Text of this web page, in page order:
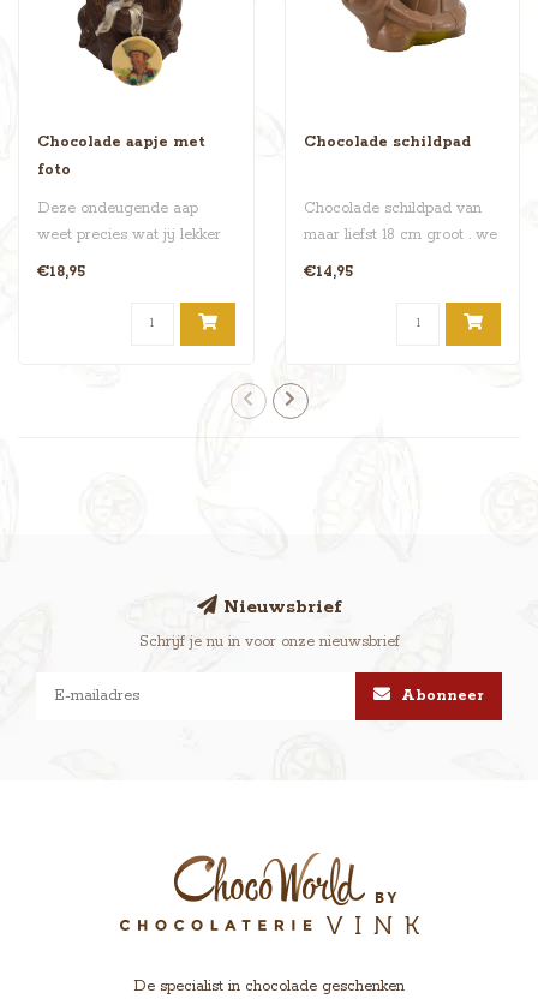
Chocolade aapje met
foto
Deze ondeugende aap
weet precies wat jij lekker
€18,95
Chocolade schildpad
Chocolade schildpad van
maar liefst 18 cm groot . we
€14,95
Nieuwsbrief
Schrijf je nu in voor onze nieuwsbrief
Abonneer
De specialist in chocolade geschenken